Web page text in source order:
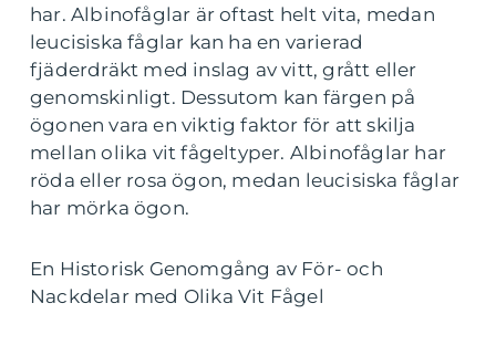
har. Albinofåglar är oftast helt vita, medan
leucisiska fåglar kan ha en varierad
fjäderdräkt med inslag av vitt, grått eller
genomskinligt. Dessutom kan färgen på
ögonen vara en viktig faktor för att skilja
mellan olika vit fågeltyper. Albinofåglar har
röda eller rosa ögon, medan leucisiska fåglar
har mörka ögon.
En Historisk Genomgång av För- och
Nackdelar med Olika Vit Fågel